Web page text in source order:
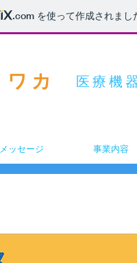
.com を使って作成されまし
カ 医療機
ッセージ 事業内容